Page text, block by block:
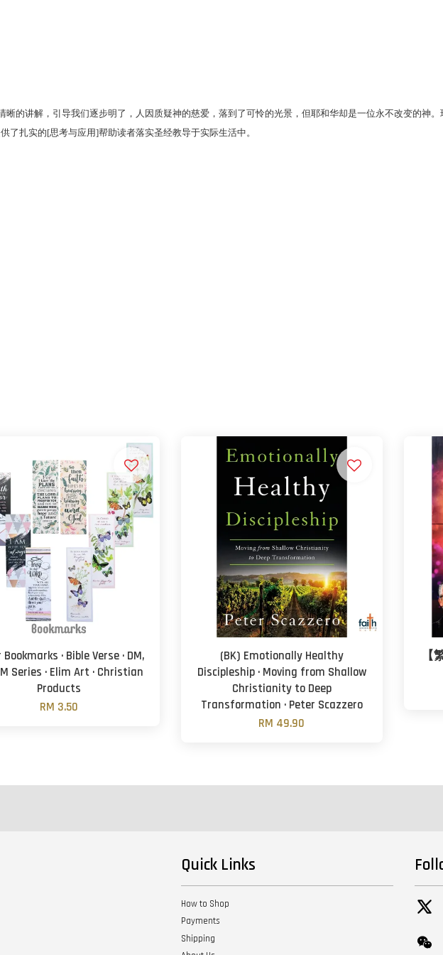
晰的讲解，引导我们逐步明了，人因质疑神的慈爱，落到了可怜的光景，但耶和华却是一位永不改变的神
了扎实的[思考与应用]帮助读者落实圣经教导于实际生活中。
Bookmarks · Bible Verse · DM,
Series · Elim Art · Christian
Products
RM 3.50
(BK) Emotionally Healthy
Discipleship · Moving from Shallow
Christianity to Deep
Transformation · Peter Scazzero
RM 49.90
Quick Links
How to Shop
Payments
Shipping